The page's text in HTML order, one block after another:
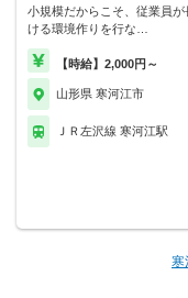
小規模だからこそ、従業員が
ける環境作りを行な…
【時給】2,000円～
山形県 寒河江市
ＪＲ左沢線 寒河江駅
寒